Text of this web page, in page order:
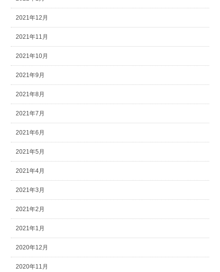
2021年12月
2021年11月
2021年10月
2021年9月
2021年8月
2021年7月
2021年6月
2021年5月
2021年4月
2021年3月
2021年2月
2021年1月
2020年12月
2020年11月